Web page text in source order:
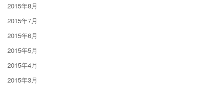
2015年8月
2015年7月
2015年6月
2015年5月
2015年4月
2015年3月